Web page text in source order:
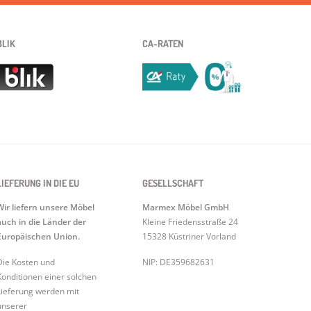
CA-RATEN
IN DIE EU
liefern unsere Möbel
in die Länder der
Union.
Kosten und
einer solchen
werden mit
GESELLSCHAFT
Marmex Möbel GmbH
Kleine Friedensstraße 24
15328 Küstriner Vorland
NIP: DE359682631